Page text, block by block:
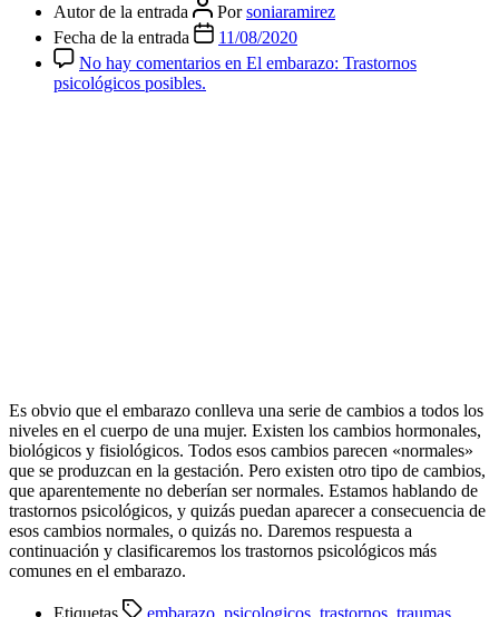
Autor de la entrada Porsoniaramirez
Fecha de la entrada
11/08/2020
No hay comentarios en El embarazo: Trastornos
psicológicos posibles.
Es obvio que el embarazo conlleva una serie de cambios a todos los
niveles en el cuerpo de una mujer. Existen los cambios hormonales,
biológicos y fisiológicos. Todos esos cambios parecen «normales»
que se produzcan en la gestación. Pero existen otro tipo de cambios,
que aparentemente no deberían ser normales. Estamos hablando de
trastornos psicológicos, y quizás puedan aparecer a consecuencia de
esos cambios normales, o quizás no. Daremos respuesta a
continuación y clasificaremos los trastornos psicológicos más
comunes en el embarazo.
Etiquetas embarazo psicologicos trastornos traumas